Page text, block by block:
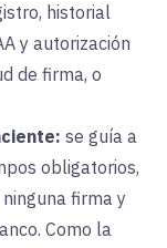
historial
y autorización
de firma, o
se guía a
obligatorios,
firma y
Como la